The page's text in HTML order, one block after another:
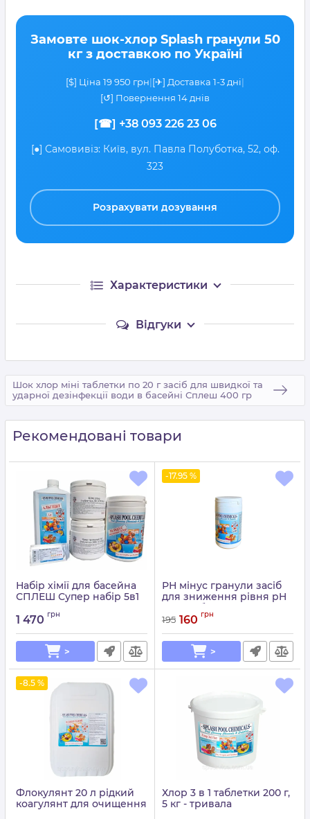
Замовте шок-хлор Splash гранули 50
кг з доставкою по Україні
[$] Ціна 19 950 грн|[✈] Доставка 1-3 дні|
[↺] Повернення 14 днів
[☎] +38 093 226 23 06
[●] Самовивіз: Київ, вул. Павла Полуботка, 52, оф.
323
Розрахувати дозування
Характеристики
Відгуки
Шок хлор міні таблетки по 20 г засіб для швидкої та
ударної дезінфекції води в басейні Сплеш 400 гр
Рекомендовані товари
Набір хімії для басейна
СПЛЕШ Супер набір 5в1
Артикул:
1 470 грн
>
-17.95 %
РН мінус гранули засіб
для зниження рівня pH
води в басейні Splash
Артикул: 15049714
195 160 грн
>
-8.5 %
Флокулянт 20 л рідкий
коагулянт для очищення
Хлор 3 в 1 таблетки 200 г,
5 кг - тривала